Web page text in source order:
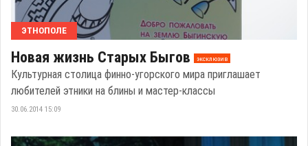
ЭТНОПОЛЕ
Новая жизнь Старых Быгов эксклюзив
Культурная столица финно-угорского мира приглашает
любителей этники на блины и мастер-классы
30.06.2014 15:09